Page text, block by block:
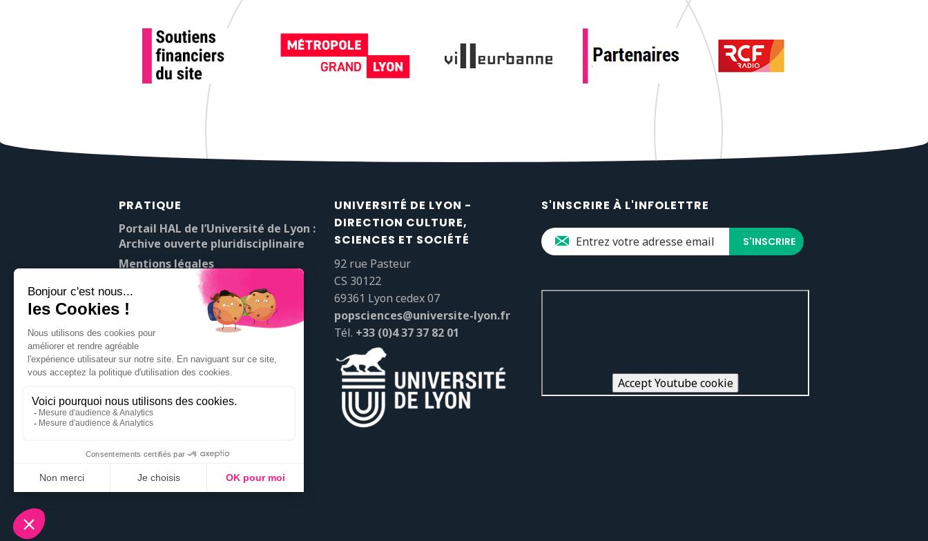
PRATIQUE
Portail HAL de l’Université de Lyon :
Archive ouverte pluridisciplinaire
Mentions légales
À propos de Pop’Sciences
Contact
UNIVERSITÉ DE LYON -
DIRECTION CULTURE,
SCIENCES ET SOCIÉTÉ
92 rue Pasteur
CS 30122
69361 Lyon cedex 07
popsciences@universite-lyon.fr
Tél. +33 (0)4 37 37 82 01
S'INSCRIRE À L'INFOLETTRE
Accept Youtube cookie